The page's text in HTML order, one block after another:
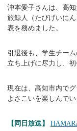
沖本愛子さんは、高
旅鯨人（たびげいに
表を務めました。
引退後も、学生チー
立ち上げに尽力し、
現在は、高知市内で
よさこいを楽しんでい
【同日放送】